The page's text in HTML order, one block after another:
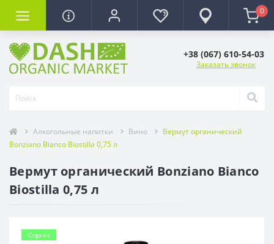
0
+38 (067) 610-54-03
Заказать звонок
Алкогольные напитки Вино
Вермут органический
Bonziano Bianco Biostilla 0,75 л
Вермут органический Bonziano Bianco
Biostilla 0,75 л
Organic